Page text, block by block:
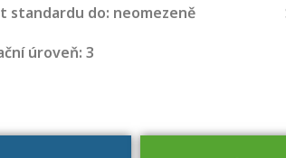
standardu do: neomezeně
úroveň: 3
Víte,
pro danou